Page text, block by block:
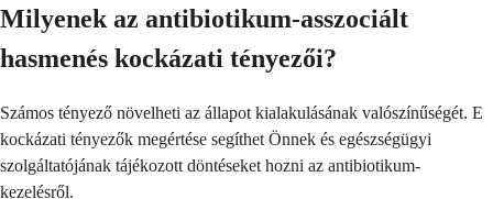
Milyenek az antibiotikum-asszociált
hasmenés kockázati tényezői?
Számos tényező növelheti az állapot kialakulásának valószínűségét. E
kockázati tényezők megértése segíthet Önnek és egészségügyi
szolgáltatójának tájékozott döntéseket hozni az antibiotikum-
kezelésről.